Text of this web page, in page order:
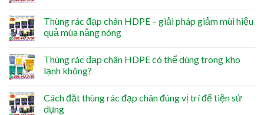
Thùng rác đạp chân HDPE – giải pháp giảm mùi hiệu
quả mùa nắng nóng
Thùng rác đạp chân HDPE có thể dùng trong kho
lạnh không?
Cách đặt thùng rác đạp chân đúng vị trí để tiện sử
dụng